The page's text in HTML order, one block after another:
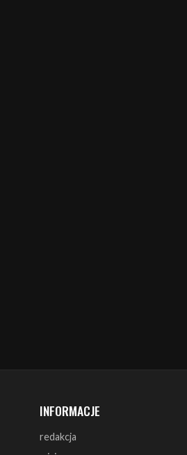
redakcja
warunki prawne
polityka cookies
reklama